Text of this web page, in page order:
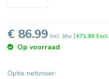
€ 86.99 Incl. btw [€71,89
Op voorraad
Optie netsnoer: